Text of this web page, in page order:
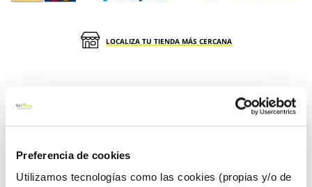
Preferencia de cookies
Utilizamos tecnologías como las cookies (propias y/o de
LOCALIZA TU TIENDA MÁS CERCANA